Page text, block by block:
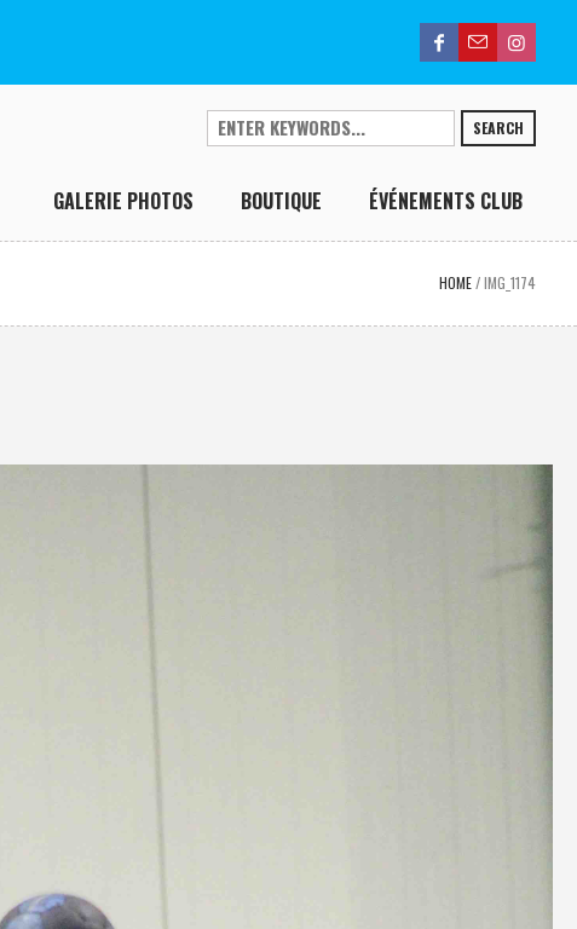
SEARCH
GALERIE PHOTOS BOUTIQUE ÉVÉNEMENTS CLUB
HOME /IMG_1174